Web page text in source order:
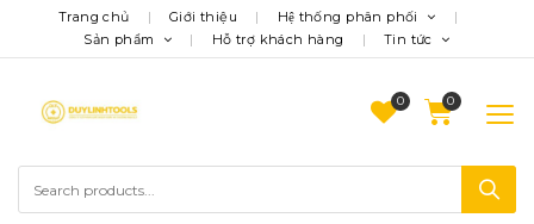
Trang chủ Giới thiệu
Hệ thống phân phối
Sản phẩm
Hỗ trợ khách hàng Tin tức
0